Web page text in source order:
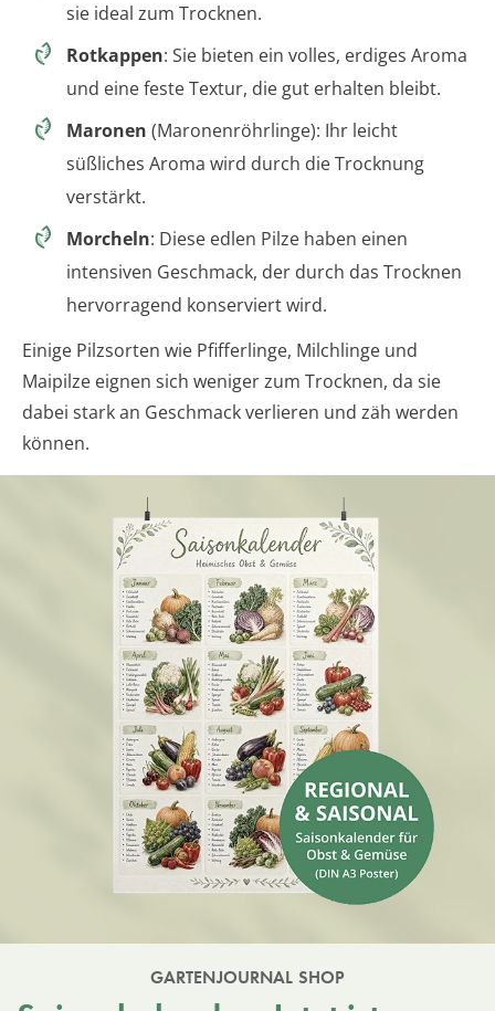
sie ideal zum Trocknen.
Rotkappen: Sie bieten ein volles, erdiges Aroma
und eine feste Textur, die gut erhalten bleibt.
Maronen (Maronenröhrlinge): Ihr leicht
süßliches Aroma wird durch die Trocknung
verstärkt.
Morcheln: Diese edlen Pilze haben einen
intensiven Geschmack, der durch das Trocknen
hervorragend konserviert wird.
Einige Pilzsorten wie Pfifferlinge, Milchlinge und
Maipilze eignen sich weniger zum Trocknen, da sie
dabei stark an Geschmack verlieren und zäh werden
können.
GARTENJOURNAL SHOP